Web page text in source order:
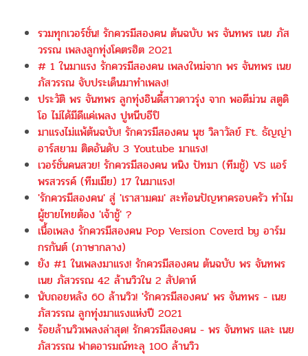
รวมทุกเวอร์ชั่น! รักควรมีสองคน ต้นฉบับ พร จันทพร เนย ภัส
วรรณ เพลงลูกทุ่งโคตรฮิต 2021
# 1 ในมาแรง รักควรมีสองคน เพลงใหม่จาก พร จันทพร เนย
ภัสวรรณ จับประเด็นมาทำเพลง!
ประวัติ พร จันทพร ลูกทุ่งอินดี้สาวดาวรุ่ง จาก พอดีม่วน สตูดิ
โอ ไม่ได้มีดีแค่เพลง ปูหนีบอีปิ
มาแรงไม่แพ้ต้นฉบับ! รักควรมีสองคน นุช วิลาวัลย์ Ft. ธัญญ่า
อาร์สยาม ติดอันดับ 3 Youtube มาแรง!
เวอร์ชั่นคนสวย! รักควรมีสองคน หนิง ปัทมา (ทีมชู้) VS แอร์
พรสวรรค์ (ทีมเมีย) 17 ในมาแรง!
'รักควรมีสองคน' สู่ 'เราสามคม' สะท้อนปัญหาครอบครัว ทำไม
ผู้ชายไทยต้อง 'เจ้าชู้' ?
เนื้อเพลง รักควรมีสองคน Pop Version Coverd by อาร์ม
กรกันต์ (ภาษากลาง)
ยัง #1 ในเพลงมาแรง! รักควรมีสองคน ต้นฉบับ พร จันทพร
เนย ภัสวรรณ 42 ล้านวิวใน 2 สัปดาห์
นับถอยหลัง 60 ล้านวิว! 'รักควรมีสองคน' พร จันทพร - เนย
ภัสวรรณ ลูกทุ่งมาแรงแห่งปี 2021
ร้อยล้านวิวเพลงล่าสุด! รักควรมีสองคน - พร จันทพร และ เนย
ภัสวรรณ ฟาดอารมณ์ทะลุ 100 ล้านวิว